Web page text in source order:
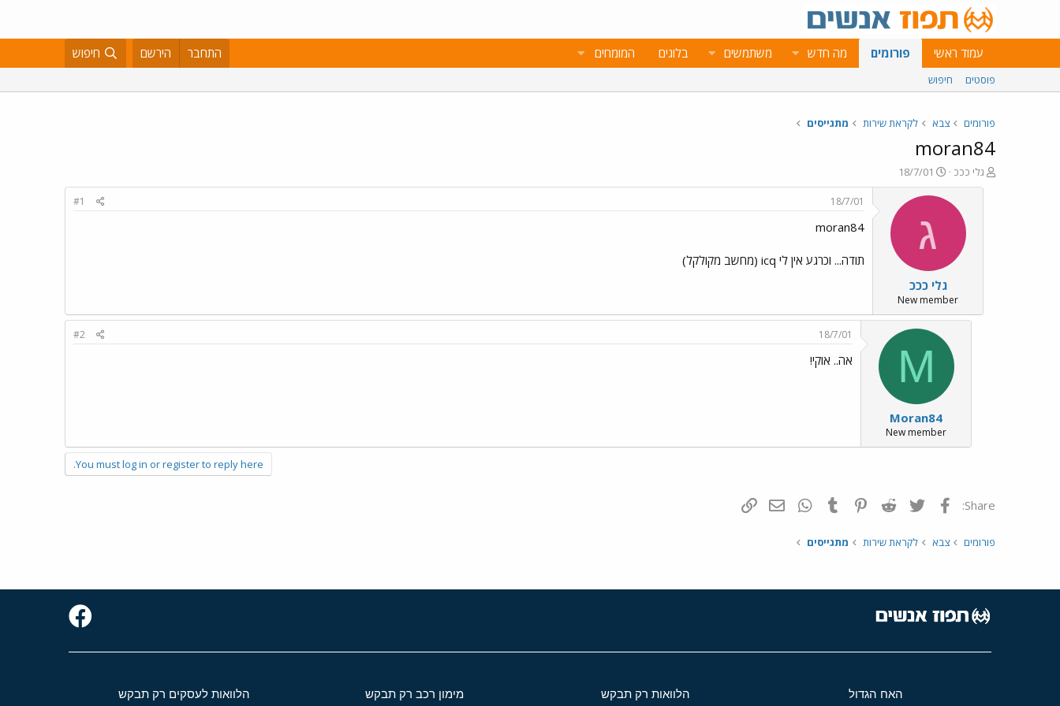
עמוד ראשי פורומים מה חדש משתמשים בלוגים המומחים התחבר הירשם חיפוש
פוסטים חיפוש
פורומים צבא לקראת שירות מתגייסים
moran84
פ
ו
גלי כככ
פ
ו
ר
ם
ב
א
ר
י
ך
18/7/01
ג
גלי כככ
New member
18/7/01
#1
moran84
תודה... וכרגע אין לי icq (מחשב מקולקל)
M
Moran84
New member
18/7/01
#2
אה.. אוקי!
You must log in or register to reply here.
Share: פייסבוק Twitter
Reddit
Pinterest
Tumblr
WhatsAppדואר אלקטרוני
פורומים צבא לקראת שירות מתגייסים
האח הגדול הלוואות רק תבקש מימון רכב רק תבקש הלוואות לעסקים רק תבקש